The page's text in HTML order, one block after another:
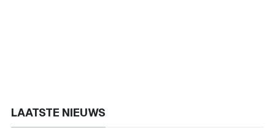
LAATSTE NIEUWS